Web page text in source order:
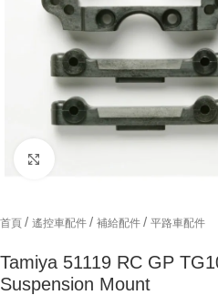
首頁 / 遙控車配件 / 補給配件 / 平路車配件
Tamiya 51119 RC GP
Suspension Mount